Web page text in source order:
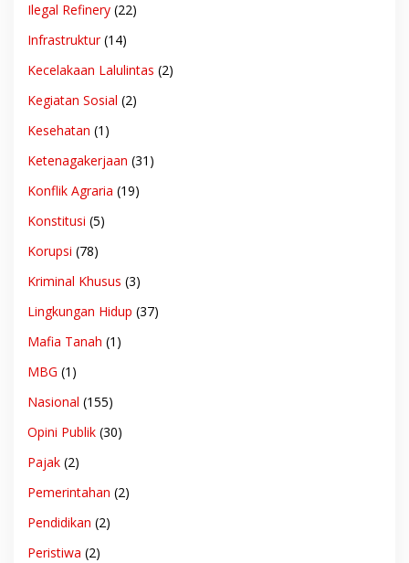
Ilegal Refinery (22)
Infrastruktur(14)
Kecelakaan Lalulintas (2)
Kegiatan Sosial (2)
Kesehatan (1)
Ketenagakerjaan (31)
Konflik Agraria (19)
Konstitusi (5)
Korupsi (78)
Kriminal Khusus (3)
Lingkungan Hidup (37)
Mafia Tanah (1)
MBG (1)
Nasional (155)
Opini Publik (30)
Pajak (2)
Pemerintahan (2)
Pendidikan (2)
Peristiwa (2)